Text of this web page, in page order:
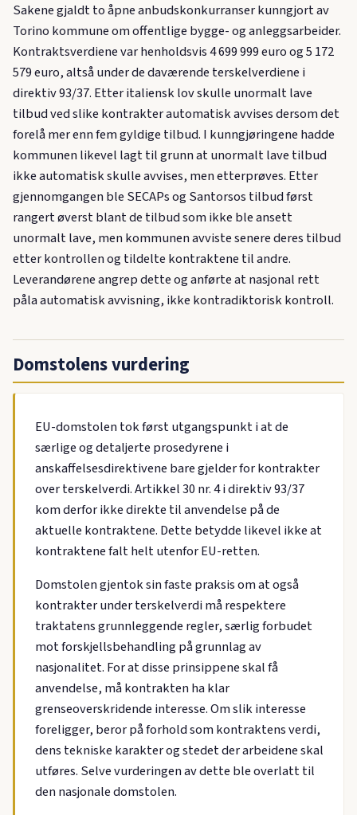
Sakene gjaldt to åpne anbudskonkurranser kunngjort av
Torino kommune om offentlige bygge- og anleggsarbeider.
Kontraktsverdiene var henholdsvis 4 699 999 euro og 5 172
579 euro, altså under de daværende terskelverdiene i
direktiv 93/37. Etter italiensk lov skulle unormalt lave
tilbud ved slike kontrakter automatisk avvises dersom det
forelå mer enn fem gyldige tilbud. I kunngjøringene hadde
kommunen likevel lagt til grunn at unormalt lave tilbud
ikke automatisk skulle avvises, men etterprøves. Etter
gjennomgangen ble SECAPs og Santorsos tilbud først
rangert øverst blant de tilbud som ikke ble ansett
unormalt lave, men kommunen avviste senere deres tilbud
etter kontrollen og tildelte kontraktene til andre.
Leverandørene angrep dette og anførte at nasjonal rett
påla automatisk avvisning, ikke kontradiktorisk kontroll.
Domstolens vurdering
EU-domstolen tok først utgangspunkt i at de
særlige og detaljerte prosedyrene i
anskaffelsesdirektivene bare gjelder for kontrakter
over terskelverdi. Artikkel 30 nr. 4 i direktiv 93/37
kom derfor ikke direkte til anvendelse på de
aktuelle kontraktene. Dette betydde likevel ikke at
kontraktene falt helt utenfor EU-retten.
Domstolen gjentok sin faste praksis om at også
kontrakter under terskelverdi må respektere
traktatens grunnleggende regler, særlig forbudet
mot forskjellsbehandling på grunnlag av
nasjonalitet. For at disse prinsippene skal få
anvendelse, må kontrakten ha klar
grenseoverskridende interesse. Om slik interesse
foreligger, beror på forhold som kontraktens verdi,
dens tekniske karakter og stedet der arbeidene skal
utføres. Selve vurderingen av dette ble overlatt til
den nasjonale domstolen.